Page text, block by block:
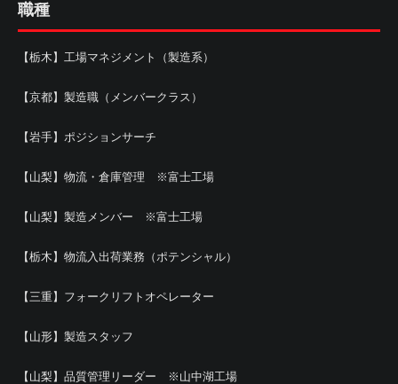
職種
【栃木】工場マネジメント（製造系）
【京都】製造職（メンバークラス）
【岩手】ポジションサーチ
【山梨】物流・倉庫管理 ※富士工場
【山梨】製造メンバー ※富士工場
【栃木】物流入出荷業務（ポテンシャル）
【三重】フォークリフトオペレーター
【山形】製造スタッフ
【山梨】品質管理リーダー ※山中湖工場